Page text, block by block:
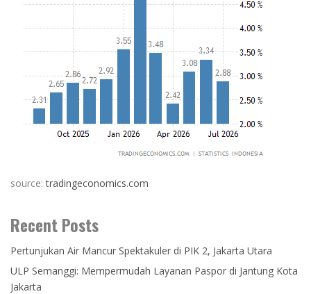
source:tradingeconomics.com
Recent Posts
Pertunjukan Air Mancur Spektakuler di PIK 2, Jakarta Utara
ULP Semanggi: Mempermudah Layanan Paspor di Jantung Kota
Jakarta